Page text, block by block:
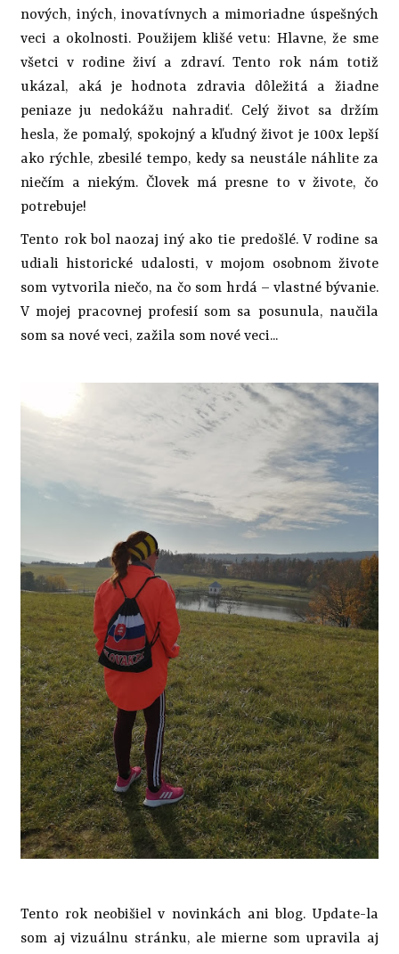
nových, iných, inovatívnych a mimoriadne úspešných
veci a okolnosti. Použijem klišé vetu: Hlavne, že sme
všetci v rodine živí a zdraví. Tento rok nám totiž
ukázal, aká je hodnota zdravia dôležitá a žiadne
peniaze ju nedokážu nahradiť. Celý život sa držím
hesla, že pomalý, spokojný a kľudný život je 100x lepší
ako rýchle, zbesilé tempo, kedy sa neustále náhlite za
niečím a niekým. Človek má presne to v živote, čo
potrebuje!
Tento rok bol naozaj iný ako tie predošlé. V rodine sa
udiali historické udalosti, v mojom osobnom živote
som vytvorila niečo, na čo som hrdá – vlastné bývanie.
V mojej pracovnej profesií som sa posunula, naučila
som sa nové veci, zažila som nové veci...
Tento rok neobišiel v novinkách ani blog. Update-la
som aj vizuálnu stránku, ale mierne som upravila aj